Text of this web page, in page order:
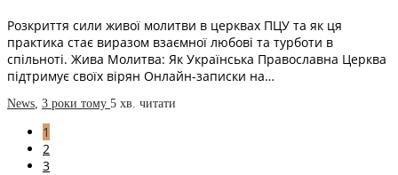
Розкриття сили живої молитви в церквах ПЦУ та як ця
практика стає виразом взаємної любові та турботи в
спільноті. Жива Молитва: Як Українська Православна Церква
підтримує своїх вірян Онлайн-записки на…
News, 3 роки тому 5 хв. читати
1
2
3